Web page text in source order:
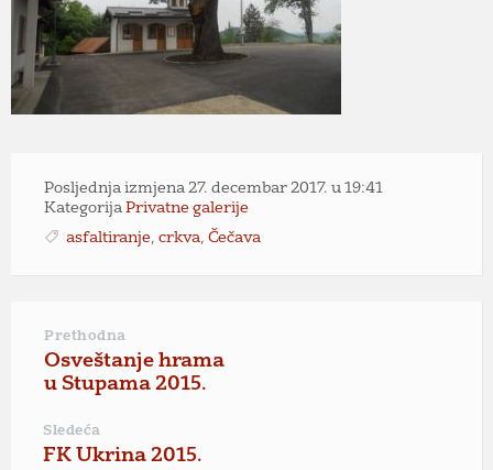
Posljednja izmjena 27. decembar 2017. u 19:41
Kategorija Privatne galerije
asfaltiranje, crkva, Čečava
Prethodna
Osveštanje hrama
u Stupama 2015.
Sledeća
FK Ukrina 2015.